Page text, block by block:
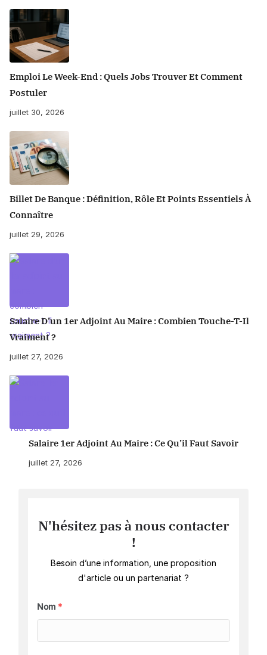
Emploi Le Week-End : Quels Jobs Trouver Et Comment
Postuler
juillet 30, 2026
Billet De Banque : Définition, Rôle Et Points Essentiels À
Connaître
juillet 29, 2026
Salaire D’un 1er Adjoint Au Maire : Combien Touche-T-Il
Vraiment ?
juillet 27, 2026
Salaire 1er Adjoint Au Maire : Ce Qu’il Faut Savoir
juillet 27, 2026
N'hésitez pas à nous contacter
!
Besoin d’une information, une proposition
d'article ou un partenariat ?
Nom *